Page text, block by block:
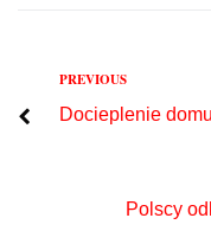
Nawigacja
wpisu
Previous
PREVIOUS
Docieplenie
Polscy